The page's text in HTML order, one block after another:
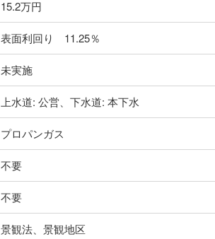
15.2万円
表面利回り 11.25％
未実施
上水道: 公営、下水道: 本下水
プロパンガス
不要
不要
景観法、景観地区